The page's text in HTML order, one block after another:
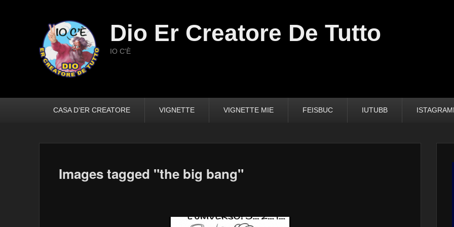
Dio Er Creatore De Tutto
IO C'È
CASA D’ER CREATORE VIGNETTE VIGNETTE MIE FEISBUC IUTUBB
Images tagged "the big bang"